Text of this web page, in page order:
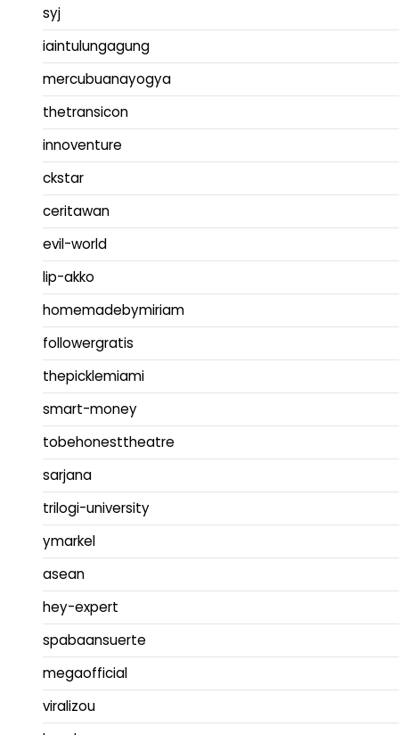
syj
iaintulungagung
mercubuanayogya
thetransicon
innoventure
ckstar
ceritawan
evil-world
lip-akko
homemadebymiriam
followergratis
thepicklemiami
smart-money
tobehonesttheatre
sarjana
trilogi-university
ymarkel
asean
hey-expert
spabaansuerte
megaofficial
viralizou